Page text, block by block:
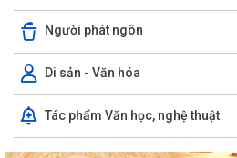
Người phát ngôn
Di sản - Văn hóa
Tác phẩm Văn học, nghệ thuật